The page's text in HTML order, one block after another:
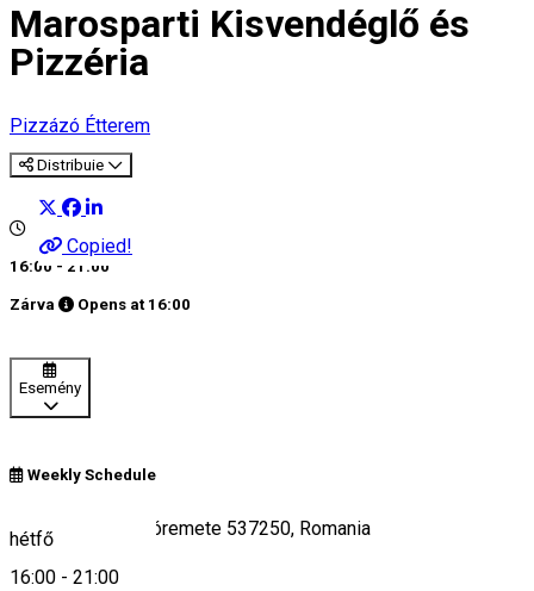
Marosparti Kisvendéglő és
Pizzéria
Pizzázó Étterem
Distribuie
Copied!
16:00 - 21:00
Zárva Opens at 16:00
Esemény
Weekly Schedule
hétfő
16:00 - 21:00
Remetea/Gyergyóremete 537250, Romania